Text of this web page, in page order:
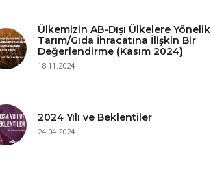
Ülkemizin AB-Dışı Ülkelere Yönelik
Tarım/Gıda İhracatına İlişkin Bir
Değerlendirme (Kasım 2024)
18.11.2024
2024 Yılı ve Beklentiler
24.04.2024